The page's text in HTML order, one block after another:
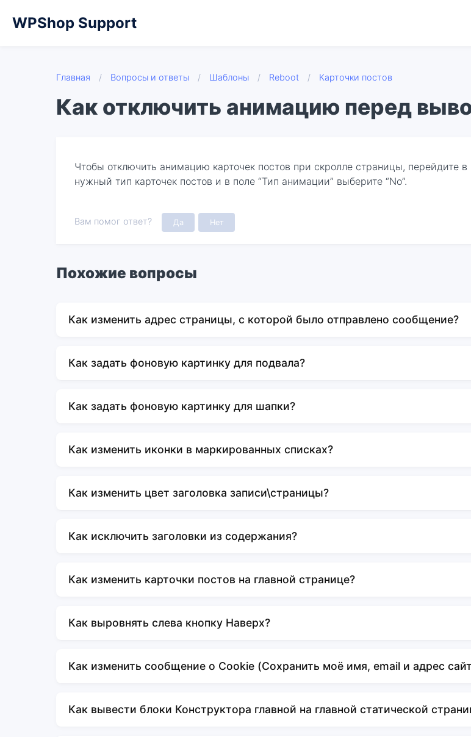
WPShop Support
Главная / Вопросы и ответы / Шаблоны / Reboot / Карточки постов
Как отключить анимацию перед
Чтобы отключить анимацию карточек постов при скролле страницы, перейдите в
нужный тип карточек постов и в поле “Тип анимации” выберите “No”.
Вам помог ответ? Да Нет
Похожие вопросы
Как изменить адрес страницы, с которой было отправлено сообщение?
Как задать фоновую картинку для подвала?
Как задать фоновую картинку для шапки?
Как изменить иконки в маркированных списках?
Как изменить цвет заголовка записи\страницы?
Как исключить заголовки из содержания?
Как изменить карточки постов на главной странице?
Как выровнять слева кнопку Наверх?
Как изменить сообщение о Cookie (Сохранить моё имя, email и адрес
Как вывести блоки Конструктора главной на главной статической